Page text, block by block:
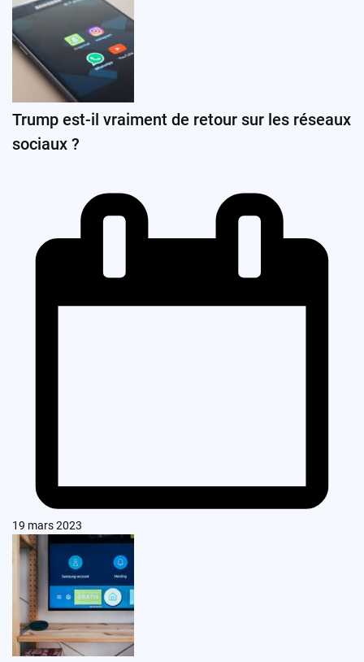
Trump est-il vraiment de retour sur les réseaux
sociaux ?
19 mars 2023